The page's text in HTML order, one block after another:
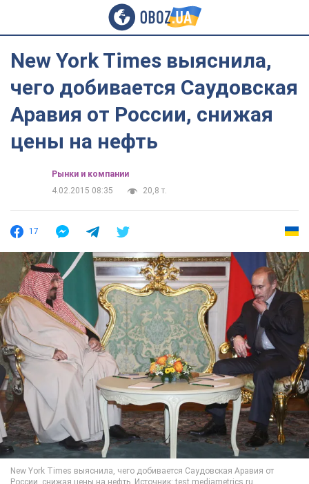
New York Times выяснила,
чего добивается Саудовская
Аравия от России, снижая
цены на нефть
Рынки и компании
4.02.2015 08:35
20,8 т.
17